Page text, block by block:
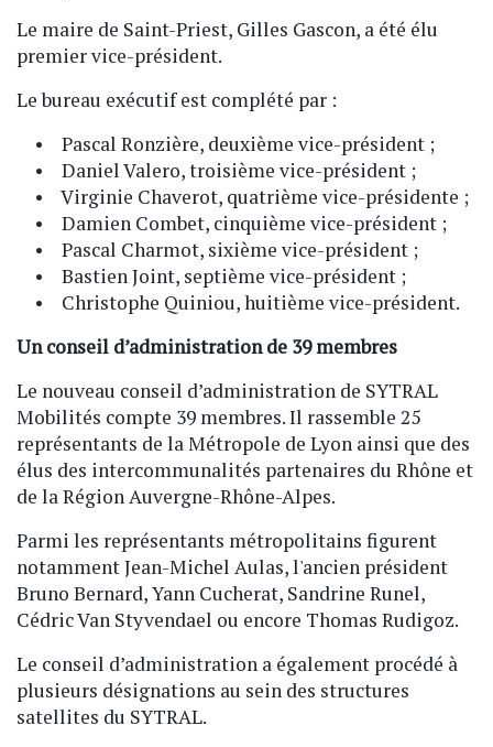
Le maire de Saint-Priest, Gilles Gascon, a été élu
premier vice-président.
Le bureau exécutif est complété par :
• Pascal Ronzière, deuxième vice-président ;
• Daniel Valero, troisième vice-président ;
• Virginie Chaverot, quatrième vice-présidente ;
• Damien Combet, cinquième vice-président ;
• Pascal Charmot, sixième vice-président ;
• Bastien Joint, septième vice-président ;
• Christophe Quiniou, huitième vice-président.
Un conseil d’administration de 39 membres
Le nouveau conseil d’administration de SYTRAL
Mobilités compte 39 membres. Il rassemble 25
représentants de la Métropole de Lyon ainsi que des
élus des intercommunalités partenaires du Rhône et
de la Région Auvergne-Rhône-Alpes.
Parmi les représentants métropolitains figurent
notamment Jean-Michel Aulas, l'ancien président
Bruno Bernard, Yann Cucherat, Sandrine Runel,
Cédric Van Styvendael ou encore Thomas Rudigoz.
Le conseil d’administration a également procédé à
plusieurs désignations au sein des structures
satellites du SYTRAL.